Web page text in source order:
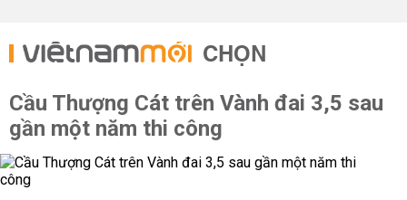
CHỌN
Cầu Thượng Cát trên Vành đai 3,5 sau
gần một năm thi công